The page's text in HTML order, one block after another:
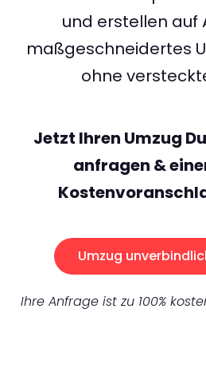
und erstellen auf
maßgeschneidertes
ohne
Jetzt Ihren Umzug
anfragen &
Umzug
Ihre Anfrage ist zu 100%